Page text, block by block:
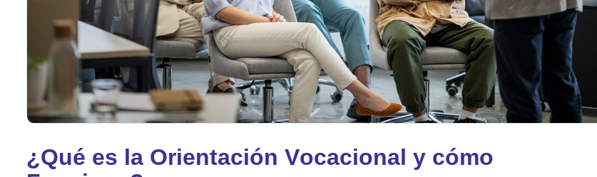
¿Qué es la Orientación Vocacional y cómo